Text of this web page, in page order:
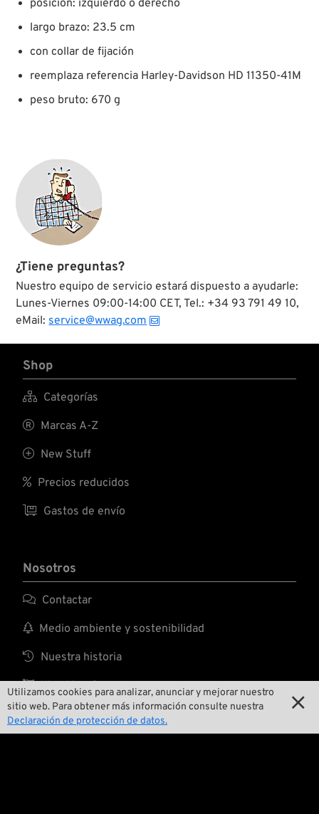
Utilizamos cookies para analizar, anunciar y mejorar nuestro
sitio web. Para obtener más información consulte nuestra
Declaración de protección de datos.

posición: izquierdo o derecho
largo brazo: 23.5 cm
con collar de fijación
reemplaza referencia Harley-Davidson HD 11350-41M
peso bruto: 670 g
¿Tiene preguntas?
Nuestro equipo de servicio estará dispuesto a ayudarle:
Lunes-Viernes 09:00-14:00 CET, Tel.: +34 93 791 49 10,
eMail:service@wwag.com
Shop
 Categorías
 Marcas A-Z
 New Stuff
 Precios reducidos
 Gastos de envío
Nosotros
 Contactar
 Medio ambiente y sostenibilidad
 Nuestra historia
 Wrecking Crew